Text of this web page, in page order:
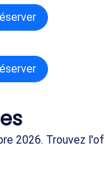
2026. Trouvez